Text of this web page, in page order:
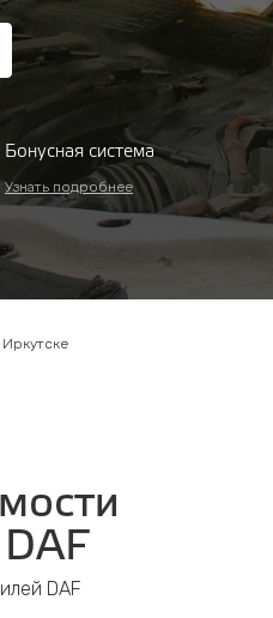
Бонусная система
Узнать подробнее
DAF